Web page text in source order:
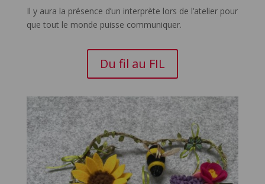
Il y aura la présence d’un interprète lors de l’atelier pour
que tout le monde puisse communiquer.
Du fil au FIL